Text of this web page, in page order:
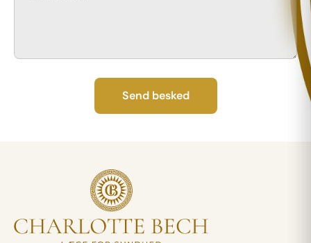
Send besked